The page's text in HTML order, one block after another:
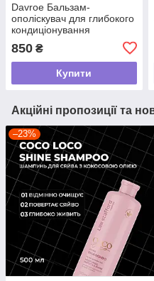
Davroe Бальзам-
ополіскувач для глибокого
кондиціонування
Conditioning Rinse ,100ml
850 ₴
Купити
Акційні пропозиції та
–23%